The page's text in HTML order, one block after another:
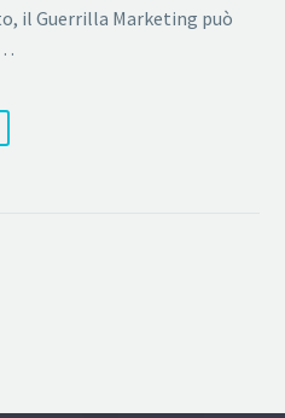
il Guerrilla Marketing può